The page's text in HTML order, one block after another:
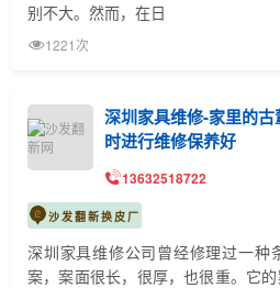
别不大。然而，在日
1221次
深圳家具维修-家里的
时进行维修保养好
13632518722
沙发翻新换皮厂
深圳家具维修公司曾经修理过一种
案，案面很长，很厚，也很重。它